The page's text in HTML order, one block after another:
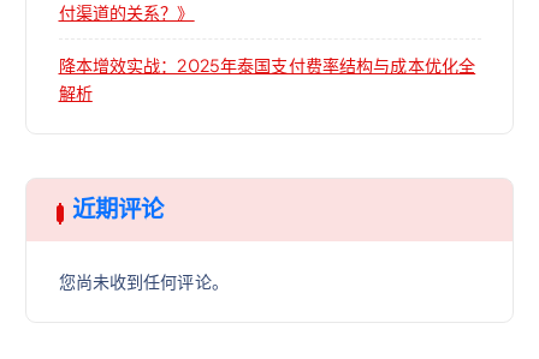
付渠道的关系？》
降本增效实战：2025年泰国支付费率结构与成本优化全
解析
近期评论
您尚未收到任何评论。